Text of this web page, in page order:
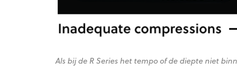
Als bij de R Series het tempo of de diepte niet